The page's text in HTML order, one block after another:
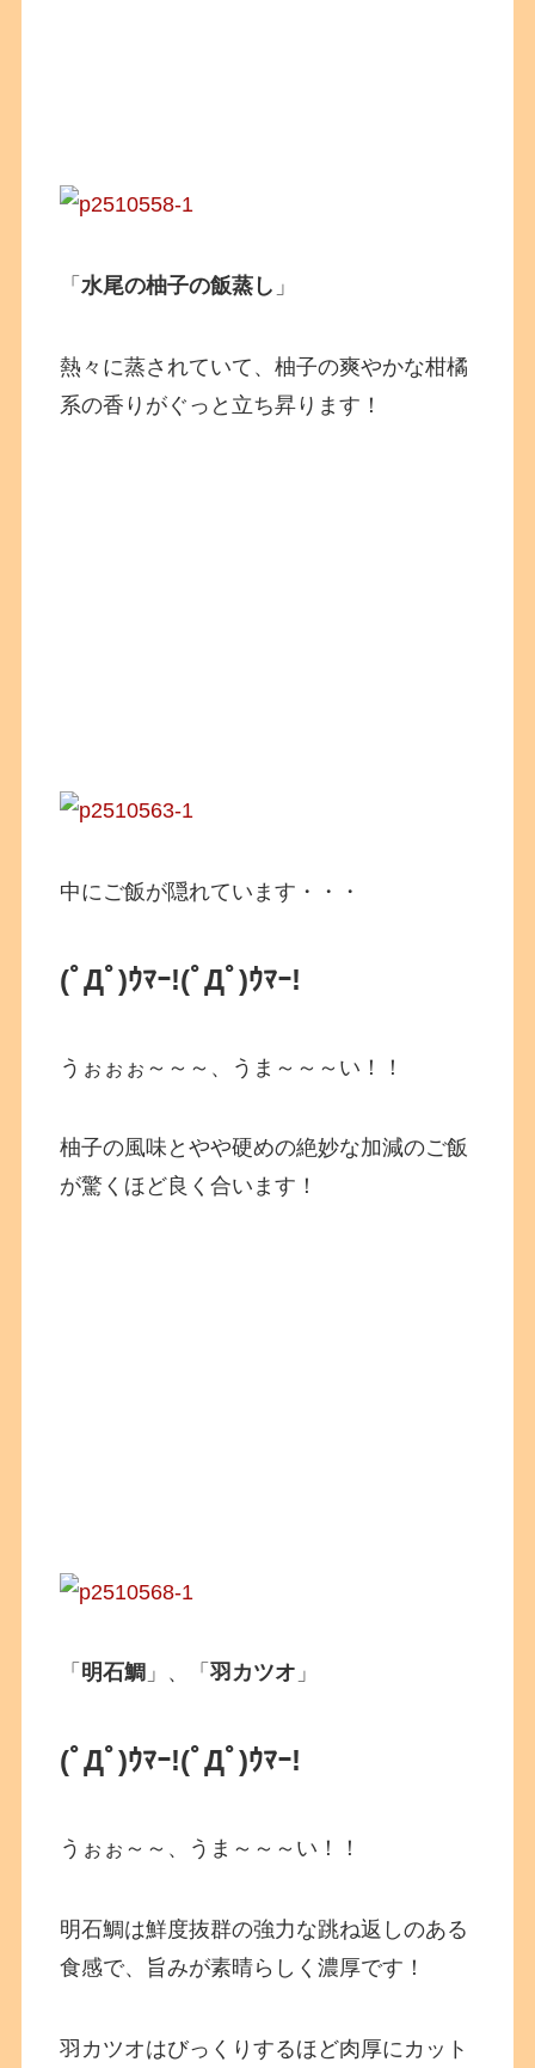
「水尾の柚子の飯蒸し 」
熱々に蒸されていて、柚子の爽やかな柑橘
系の香りがぐっと立ち昇ります！
中にご飯が隠れています・・・
(ﾟДﾟ)ｳﾏｰ!(ﾟДﾟ)ｳﾏｰ!
うぉぉぉ～～～、うま～～～い！！
柚子の風味とやや硬めの絶妙な加減のご飯
が驚くほど良く合います！
「 明石鯛 」、「羽カツオ 」
(ﾟДﾟ)ｳﾏｰ!(ﾟДﾟ)ｳﾏｰ!
うぉぉ～～、うま～～～い！！
明石鯛は鮮度抜群の強力な跳ね返しのある
食感で、旨みが素晴らしく濃厚です！
羽カツオはびっくりするほど肉厚にカット